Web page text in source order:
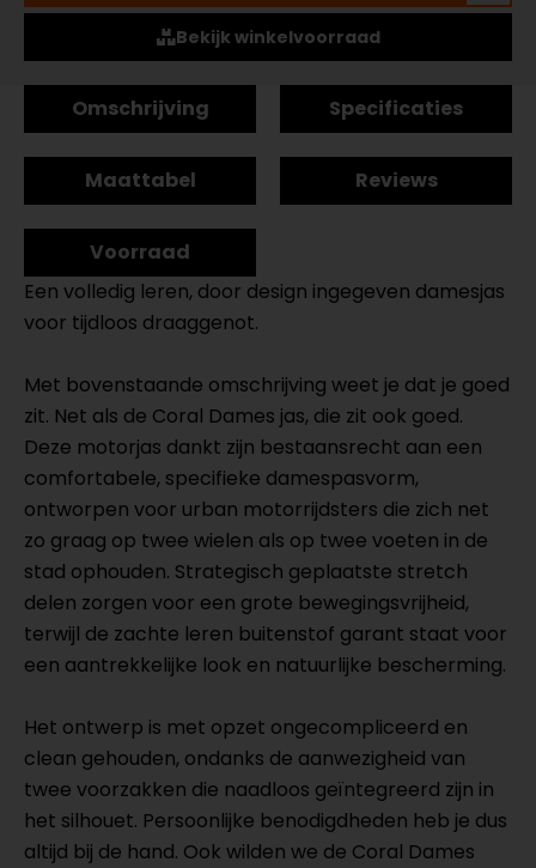
Bekijk winkelvoorraad
Omschrijving Specificaties
Maattabel Reviews
Voorraad
Een volledig leren, door design ingegeven damesjas
voor tijdloos draaggenot.
Met bovenstaande omschrijving weet je dat je goed
zit. Net als de Coral Dames jas, die zit ook goed.
Deze motorjas dankt zijn bestaansrecht aan een
comfortabele, specifieke damespasvorm,
ontworpen voor urban motorrijdsters die zich net
zo graag op twee wielen als op twee voeten in de
stad ophouden. Strategisch geplaatste stretch
delen zorgen voor een grote bewegingsvrijheid,
terwijl de zachte leren buitenstof garant staat voor
een aantrekkelijke look en natuurlijke bescherming.
Het ontwerp is met opzet ongecompliceerd en
clean gehouden, ondanks de aanwezigheid van
twee voorzakken die naadloos geïntegreerd zijn in
het silhouet. Persoonlijke benodigdheden heb je dus
altijd bij de hand. Ook wilden we de Coral Dames